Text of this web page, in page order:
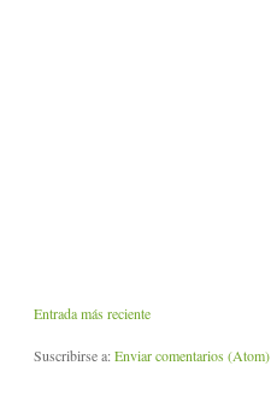
Entrada más reciente
Suscribirse a:Enviar comentarios (Atom)